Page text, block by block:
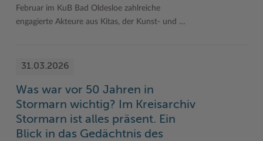
Februar im KuB Bad Oldesloe zahlreiche
engagierte Akteure aus Kitas, der Kunst- und …
31.03.2026
Was war vor 50 Jahren in
Stormarn wichtig? Im Kreisarchiv
Stormarn ist alles präsent. Ein
Blick in das Gedächtnis des